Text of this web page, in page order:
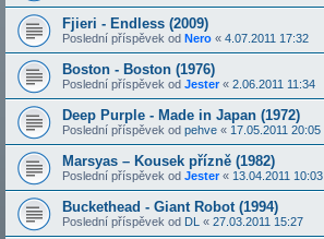
Fjieri - Endless (2009)
Poslední příspěvek od Nero « 4.07.2011 17:32
Boston - Boston (1976)
Poslední příspěvek od Jester« 2.06.2011 11:34
Deep Purple - Made in Japan (1972)
Poslední příspěvek od pehve « 17.05.2011 20:05
Marsyas – Kousek přízně (1982)
Poslední příspěvek od Jester« 13.04.2011 10:03
Buckethead - Giant Robot (1994)
Poslední příspěvek od DL « 27.03.2011 15:27